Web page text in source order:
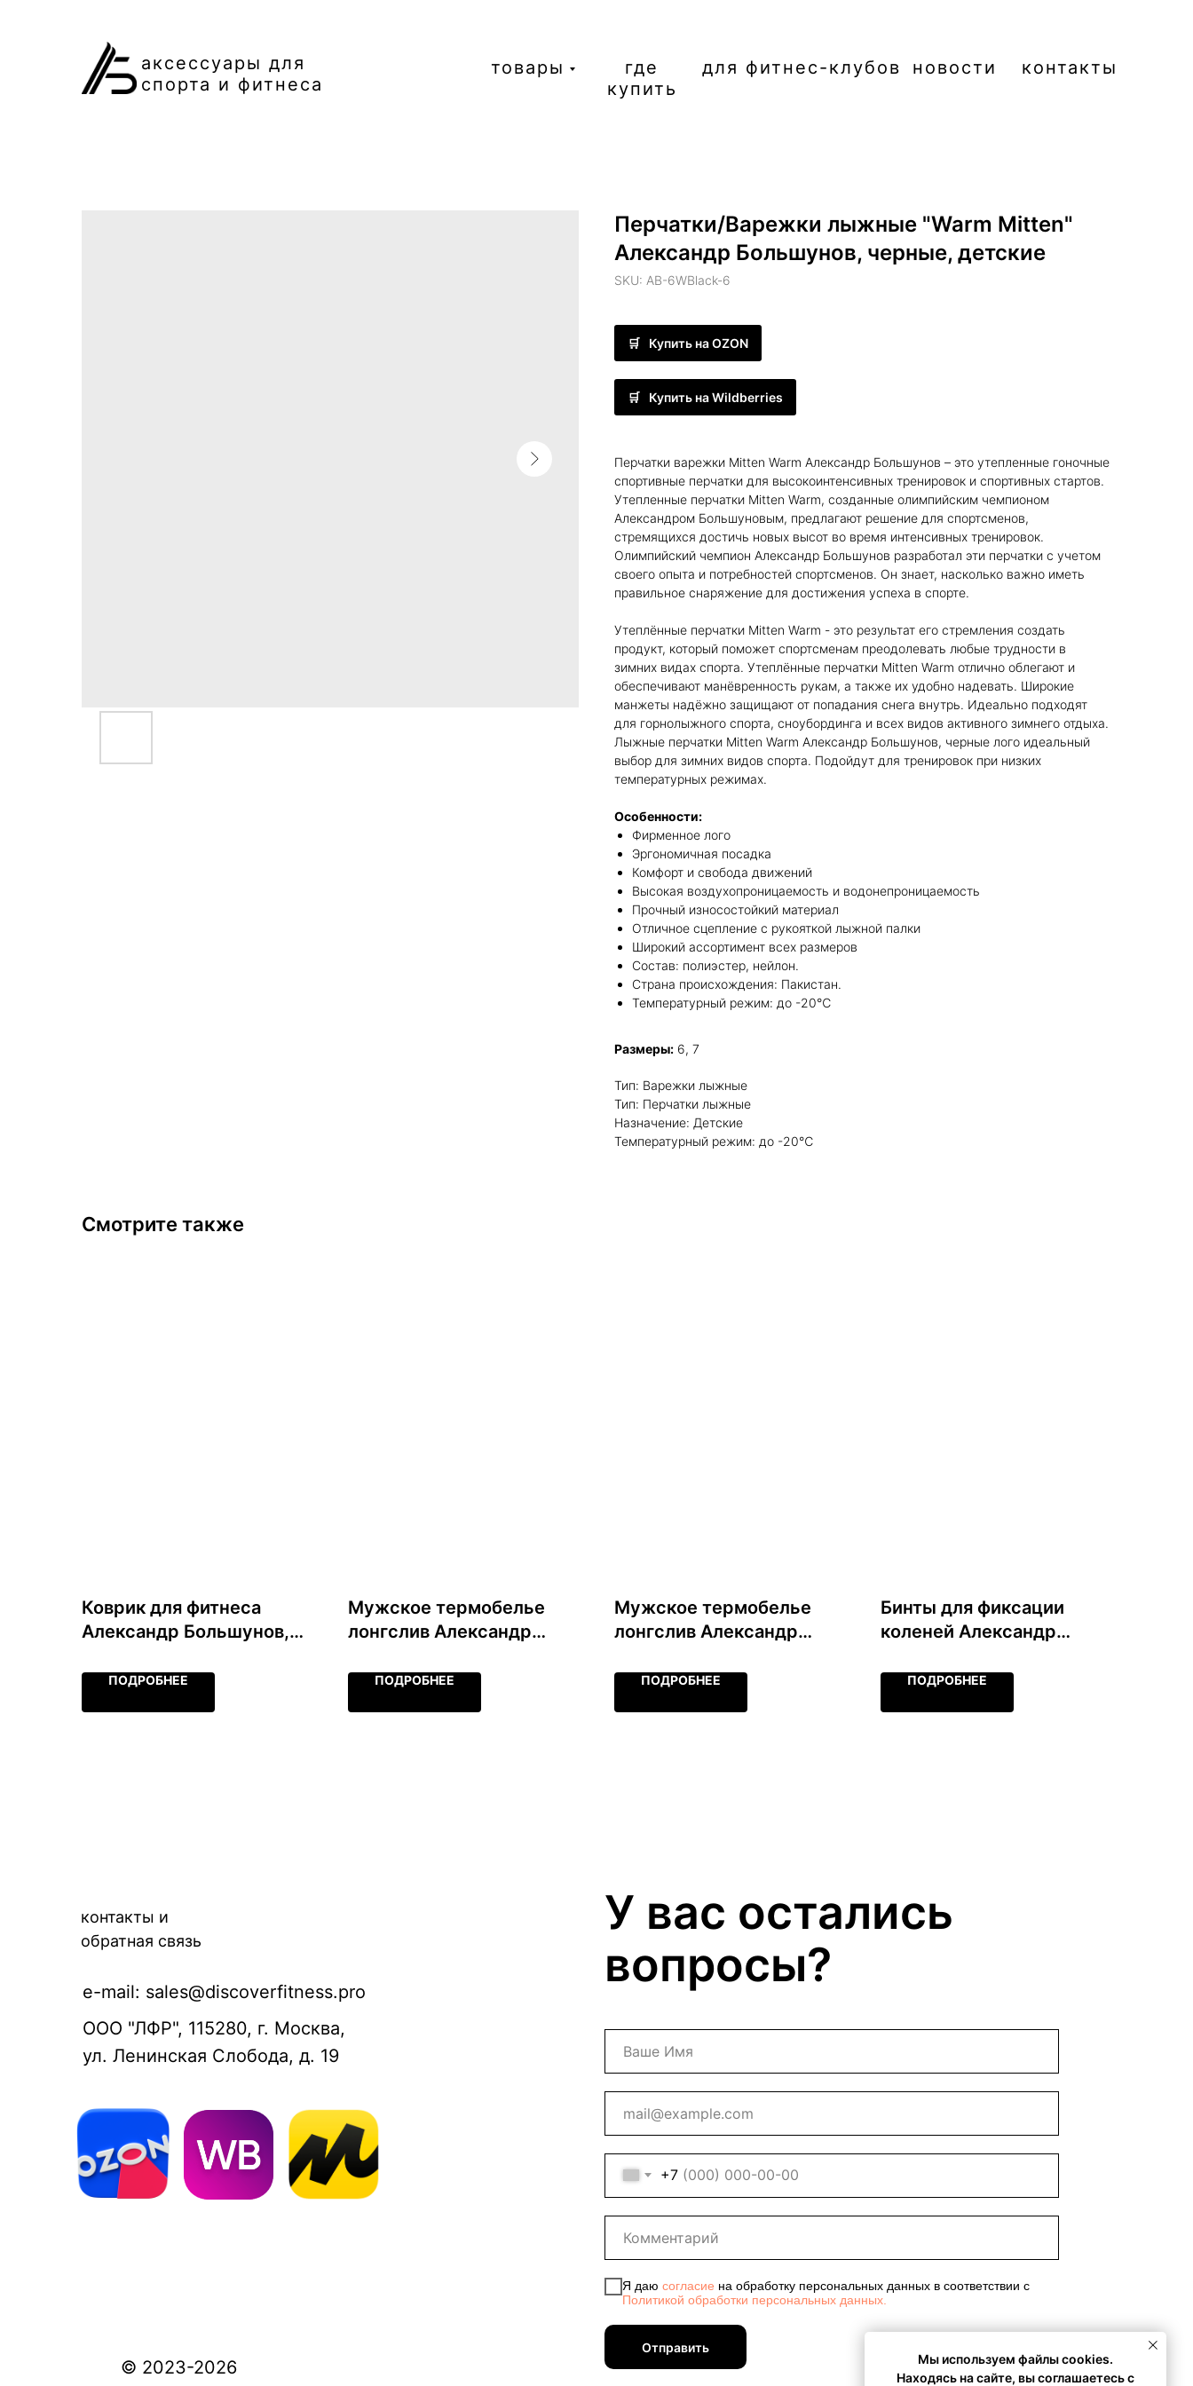
аксессуары для
спорта и фитнеса
товары контакты
где
купить
для фитнес-клубов новости
Перчатки/Варежки лыжные "Warm Mitten"
Александр Большунов, черные, детские
SKU: AB-6WBlack-6
Купить на OZON
Купить на Wildberries
Перчатки варежки Mitten Warm Александр Большунов – это утепленные гоночные
спортивные перчатки для высокоинтенсивных тренировок и спортивных стартов.
Утепленные перчатки Mitten Warm, созданные олимпийским чемпионом
Александром Большуновым, предлагают решение для спортсменов,
стремящихся достичь новых высот во время интенсивных тренировок.
Олимпийский чемпион Александр Большунов разработал эти перчатки с учетом
своего опыта и потребностей спортсменов. Он знает, насколько важно иметь
правильное снаряжение для достижения успеха в спорте.
Утеплённые перчатки Mitten Warm - это результат его стремления создать
продукт, который поможет спортсменам преодолевать любые трудности в
зимних видах спорта. Утеплённые перчатки Mitten Warm отлично облегают и
обеспечивают манёвренность рукам, а также их удобно надевать. Широкие
манжеты надёжно защищают от попадания снега внутрь. Идеально подходят
для горнолыжного спорта, сноубординга и всех видов активного зимнего отдыха.
Лыжные перчатки Mitten Warm Александр Большунов, черные лого идеальный
выбор для зимних видов спорта. Подойдут для тренировок при низких
температурных режимах.
Особенности:
Фирменное лого
Эргономичная посадка
Комфорт и свобода движений
Высокая воздухопроницаемость и водонепроницаемость
Прочный износостойкий материал
Отличное сцепление с рукояткой лыжной палки
Широкий ассортимент всех размеров
Состав: полиэстер, нейлон.
Страна происхождения: Пакистан.
Температурный режим: до -20℃
Размеры: 6, 7
Тип: Варежки лыжные
Тип: Перчатки лыжные
Назначение: Детские
Температурный режим: до -20℃
Смотрите также
Коврик для фитнеса
Александр Большунов,
размер 140х60х1 см
ПОДРОБНЕЕ
Мужское термобелье
лонгслив Александр
размер S-XXL
ПОДРОБНЕЕ
Мужское термобелье
лонгслив Александр
размер S-XXL
ПОДРОБНЕЕ
Бинты для фиксации
коленей Александр
серые, пара
ПОДРОБНЕЕ
Мы используем файлы cookies.
Находясь на сайте, вы соглашаетесь с
e-mail: sales@discoverfitness.pro
контакты и
обратная связь
У вас остались
вопросы?
+7
Я даю согласие на обработку персональных данных в соответствии с
Политикой обработки персональных данных.
Отправить
ООО "ЛФР", 115280, г. Москва,
ул. Ленинская Слобода, д. 19
© 2023-2026